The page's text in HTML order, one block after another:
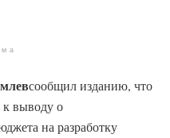
сообщил изданию, что
выводу о
на разработку